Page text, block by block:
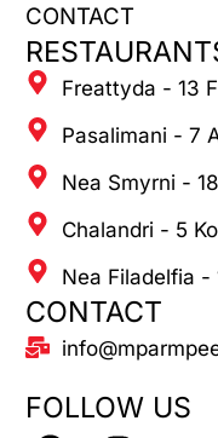
CONTACT
Freattyda - 13
Pasalimani - 7
Nea Smyrni -
Chalandri - 5
Nea Filadelfia -
CONTACT
FOLLOW US